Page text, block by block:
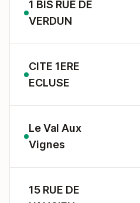
1 BIS RUE DE
VERDUN
CITE 1ERE
ECLUSE
Le Val Aux
Vignes
15 RUE DE